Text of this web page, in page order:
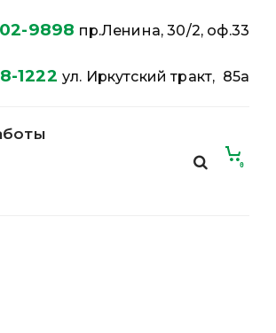
9898 пр.Ленина, 30/2, оф.33
1222 ул. Иркутский тракт, 85а
0